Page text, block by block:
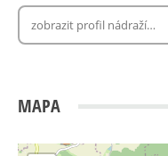
MAPA